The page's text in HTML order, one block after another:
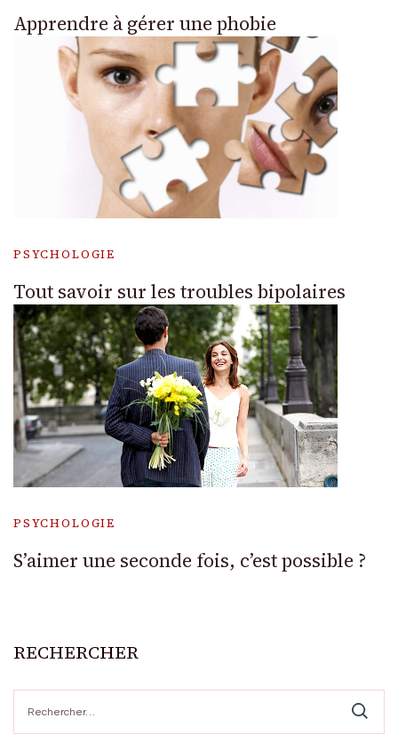
Apprendre à gérer une phobie
PSYCHOLOGIE
Tout savoir sur les troubles bipolaires
PSYCHOLOGIE
S’aimer une seconde fois, c’est possible ?
RECHERCHER